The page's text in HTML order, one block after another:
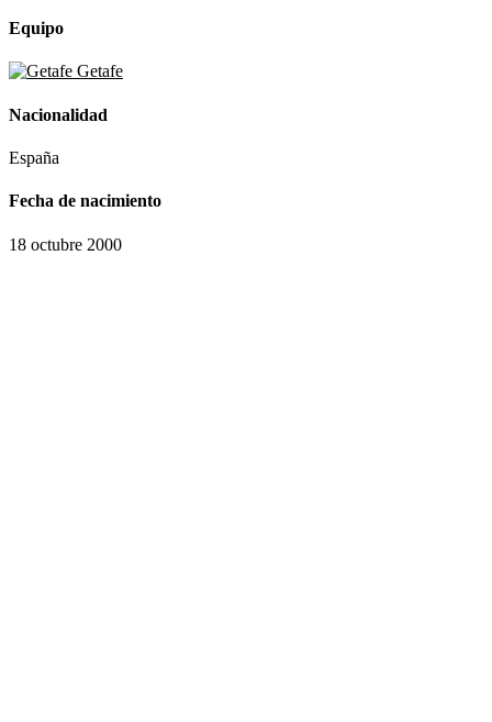
Equipo
Getafe
Nacionalidad
España
Fecha de nacimiento
18 octubre 2000